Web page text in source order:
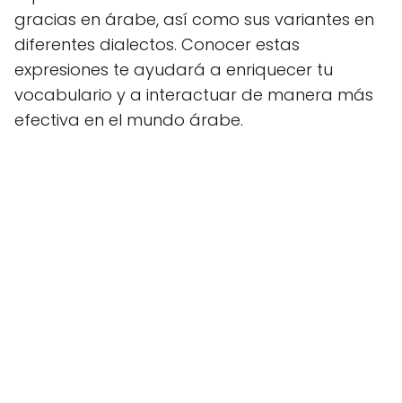
gracias en árabe, así como sus variantes en
diferentes dialectos. Conocer estas
expresiones te ayudará a enriquecer tu
vocabulario y a interactuar de manera más
efectiva en el mundo árabe.